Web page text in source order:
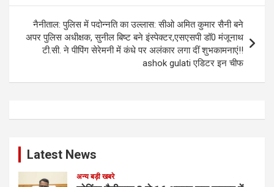
नैनीताल: पुलिस में पदोन्नति का उल्लास: सीओ अमित कुमार सैनी बने
अपर पुलिस अधीक्षक, सुनील बिष्ट बने इंस्पेक्टर,एसएसपी डॉ0 मंजूनाथ
टी.सी. ने पीपिंग सेरेमनी में कंधे पर अलंकार लगा दीं शुभकामनाएं!!
ashok gulati एडिटर इन चीफ
Latest News
अन्य बड़ी खबरे